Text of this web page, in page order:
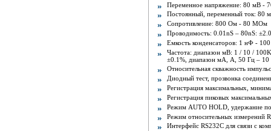
Переменное напряжение: 80 мВ -
Постоянный, переменный ток: 80
Сопротивление: 800 Ом - 80 MОм
Проводимость: 0.01nS – 80nS:
Емкость конденсаторов: 1 нФ -
Частота: диапазон мВ: 1 / 10 /
±0.1%, диапазон мА, A, 50 Гц – 10
Относительная скважность
Диодный тест, прозвонка
Регистрация максимальных,
Регистрация пиковых
Режим AUTO HOLD, удержание
Режим относительных измерений
Интерфейс RS232C для связи с